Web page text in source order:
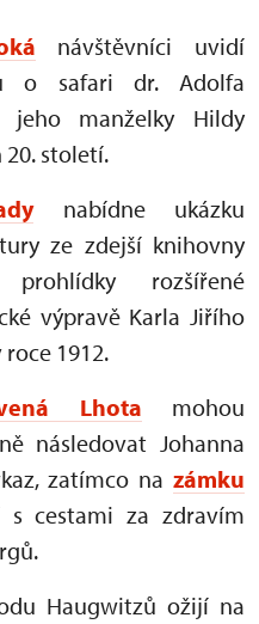
návštěvníci uvidí
o safari dr. Adolfa
jeho manželky Hildy
20. století.
nabídne ukázku
ze zdejší knihovny
rozšířené
výpravě Karla Jiřího
1912.
Lhota mohou
následovat Johanna
zatímco na zámku
s cestami za zdravím
Haugwitzů ožijí na